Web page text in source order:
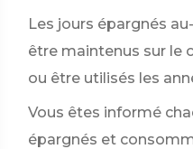
Les jours épargnés
être maintenus sur le
ou être utilisés les
Vous êtes informé
épargnés et